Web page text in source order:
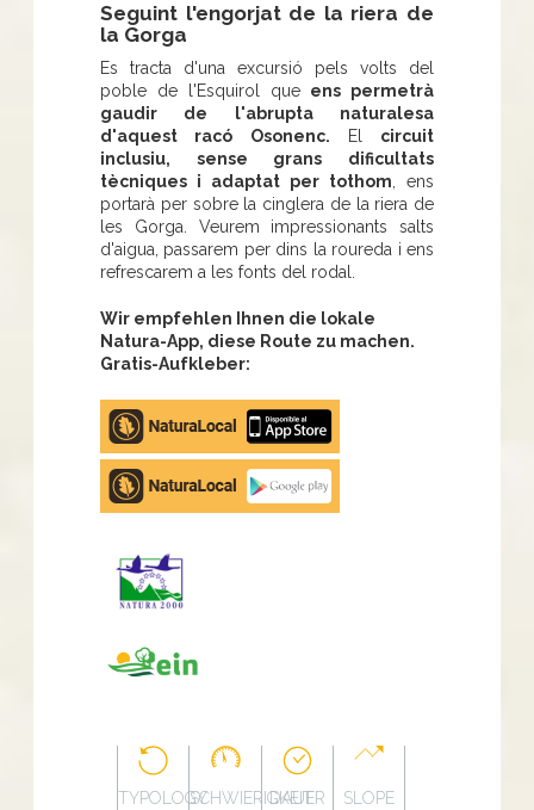
Seguint l'engorjat de la riera de
la Gorga
Es tracta d'una excursió pels volts del
poble de l'Esquirol que ens permetrà
gaudir de l'abrupta naturalesa
d'aquest racó Osonenc. El circuit
inclusiu, sense grans dificultats
tècniques i adaptat per tothom , ens
portarà per sobre la cinglera de la riera de
les Gorga. Veurem impressionants salts
d'aigua, passarem per dins la roureda i ens
refrescarem a les fonts del rodal.
Wir empfehlen Ihnen die lokale
Natura-App, diese Route zu machen.
Gratis-Aufkleber:
Apple
store
Google
Play
TYPOLOGYSCHWIERIGKEIT
DAUER
SLOPE